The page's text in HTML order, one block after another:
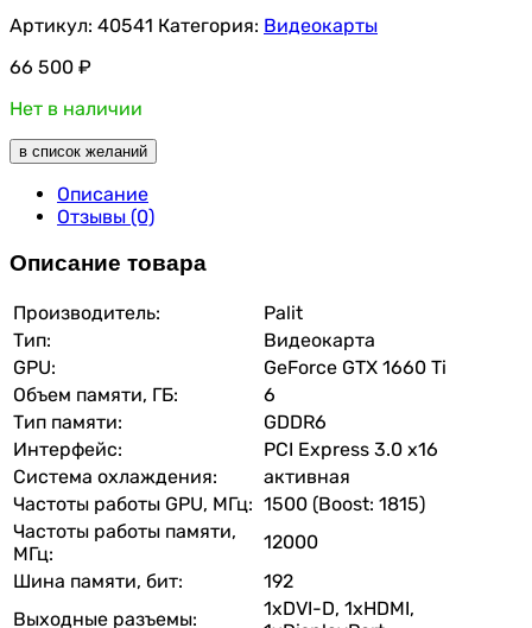
Артикул: 40541 Категория: Видеокарты
66 500 ₽
Нет в наличии
в список желаний
Описание
Отзывы (0)
Описание товара
Производитель:
Palit
Тип:
Видеокарта
GPU:
GeForce GTX 1660 Ti
Объем памяти, ГБ:
6
Тип памяти:
GDDR6
Интерфейс:
PCI Express 3.0 x16
Система охлаждения:
активная
Частоты работы GPU, МГц: 1500 (Boost: 1815)
Частоты работы памяти,
МГц:
12000
Шина памяти, бит:
192
Выходные разъемы:
1xDVI-D, 1xHDMI,